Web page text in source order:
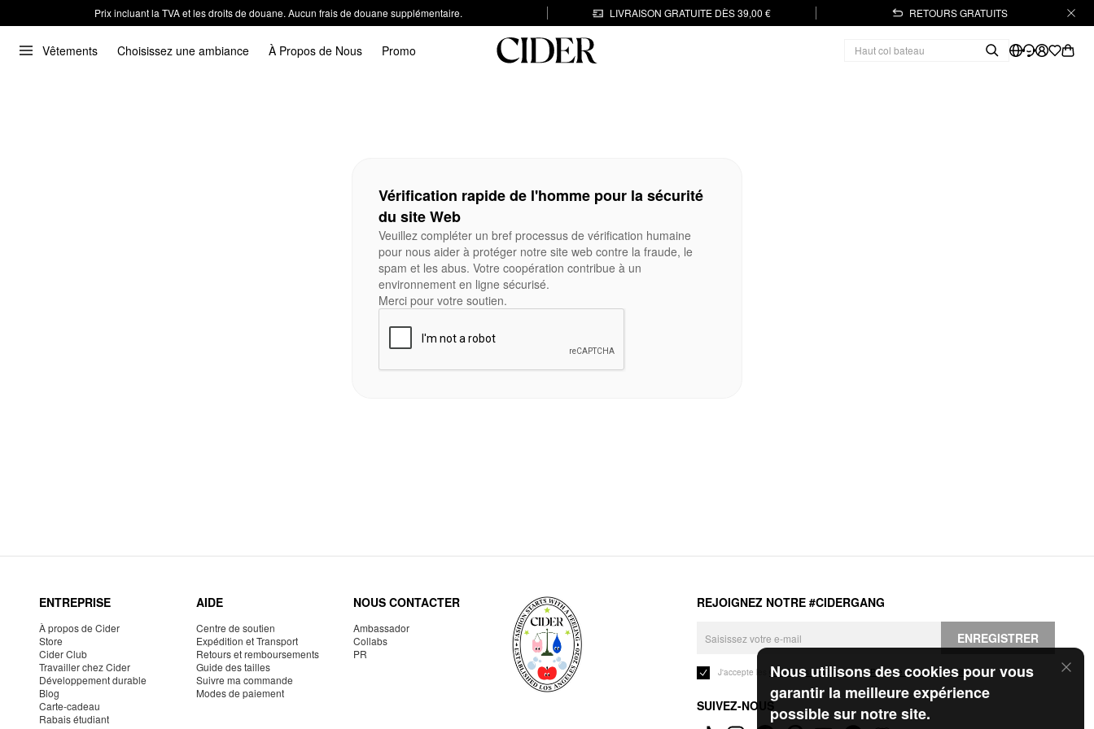
Prix incluant la TVA et les droits de douane. Aucun frais de douane supplémentaire. LIVRAISON GRATUITE DÈS 39,00 € RETOURS GRATUITS
Vêtements Choisissez une ambiance À Propos de Nous Promo
Nous utilisons des cookies pour vous
garantir la meilleure expérience
possible sur notre site.
Vérification rapide de l'homme pour la sécurité
du site Web
Veuillez compléter un bref processus de vérification humaine
pour nous aider à protéger notre site web contre la fraude, le
spam et les abus. Votre coopération contribue à un
environnement en ligne sécurisé.
Merci pour votre soutien.
ENTREPRISE
À propos de Cider
Store
Cider Club
Travailler chez Cider
Développement durable
Blog
Carte-cadeau
Rabais étudiant
AIDE
Centre de soutien
Expédition et Transport
Retours et remboursements
Guide des tailles
Suivre ma commande
Modes de paiement
NOUS CONTACTER
Ambassador
Collabs
PR
REJOIGNEZ NOTRE #CIDERGANG
ENREGISTRER
J'accepte les Conditions généraleset laPolitique de confidentialité.
SUIVEZ-NOUS